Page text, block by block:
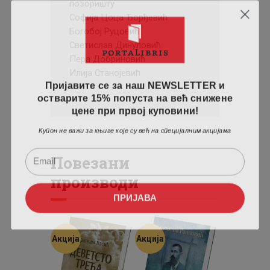
позоришту
Софија Цоца Ђорђевић
Богобој Руцовић
Светислав Динуловић
Пера Добриновић
Илија Станојевић
Повезани
производи
Акција Акција
Пријавите се за наш NEWSLETTER и
остварите 15% попуста на већ снижене
цене при првој куповини!
Купон не важи за књиге које су већ на специјалним акцијама
ПРИЈАВА